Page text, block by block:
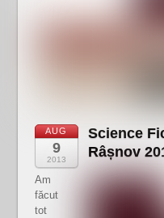
AUG
9
2013
Science
Râșnov
Am
făcut
tot